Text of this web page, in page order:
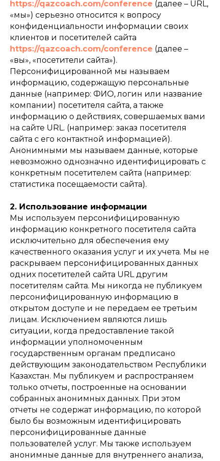
https://qazcoach.com/conference (далее – URL,
«мы») серьезно относится к вопросу
конфиденциальности информации своих
клиентов и посетителей сайта
https://qazcoach.com/conference (далее –
«вы», «посетители сайта»).
Персонифицированной мы называем
информацию, содержащую персональные
данные (например: ФИО, логин или название
компании) посетителя сайта, а также
информацию о действиях, совершаемых вами
на сайте URL. (например: заказ посетителя
сайта с его контактной информацией).
Анонимными мы называем данные, которые
невозможно однозначно идентифицировать с
конкретным посетителем сайта (например:
статистика посещаемости сайта).
2. Использование информации
Мы используем персонифицированную
информацию конкретного посетителя сайта
исключительно для обеспечения ему
качественного оказания услуг и их учета. Мы не
раскрываем персонифицированных данных
одних посетителей сайта URL другим
посетителям сайта. Мы никогда не публикуем
персонифицированную информацию в
открытом доступе и не передаем ее третьим
лицам. Исключением являются лишь
ситуации, когда предоставление такой
информации уполномоченным
государственным органам предписано
действующим законодательством Республики
Казахстан. Мы публикуем и распространяем
только отчеты, построенные на основании
собранных анонимных данных. При этом
отчеты не содержат информацию, по которой
было бы возможным идентифицировать
персонифицированные данные
пользователей услуг. Мы также используем
анонимные данные для внутреннего анализа,